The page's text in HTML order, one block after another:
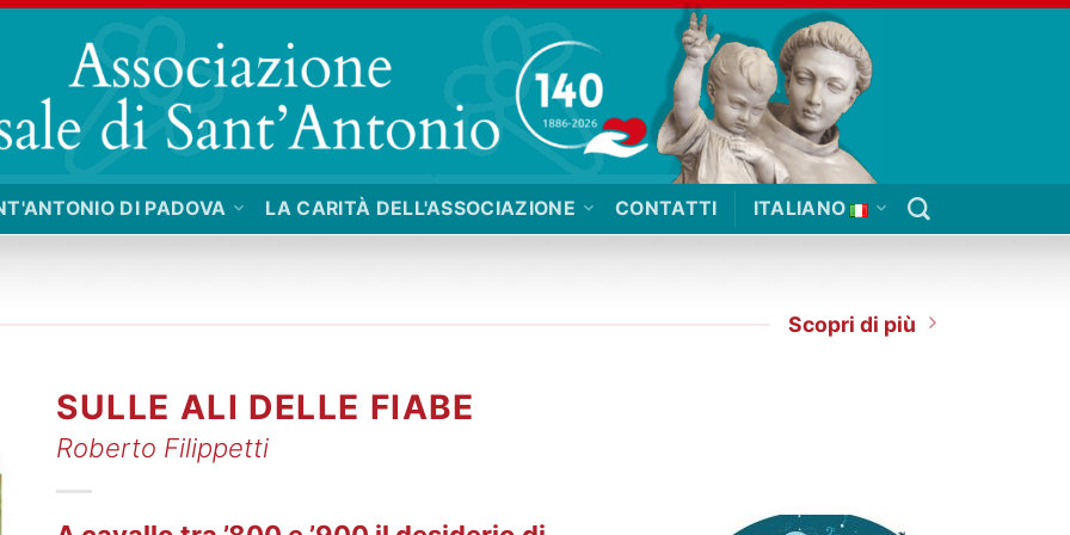
DI PADOVA LA CARITÀ DELL'ASSOCIAZIONE CONTATTI ITALIANO
Scopri di più
SULLE ALI DELLE FIABE
Roberto Filippetti